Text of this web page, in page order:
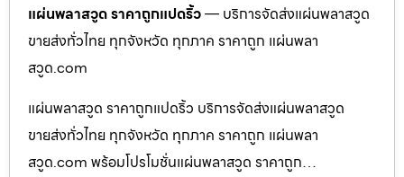
แผ่นพลาสวูด ราคาถูกแปดริ้ว— บริการจัดส่งแผ่นพลาสวูด
ขายส่งทั่วไทย ทุกจังหวัด ทุกภาค ราคาถูก แผ่นพลา
สวูด.com
แผ่นพลาสวูด ราคาถูกแปดริ้ว บริการจัดส่งแผ่นพลาสวูด
ขายส่งทั่วไทย ทุกจังหวัด ทุกภาค ราคาถูก แผ่นพลา
สวูด.com พร้อมโปรโมชั่นแผ่นพลาสวูด ราคาถูก…